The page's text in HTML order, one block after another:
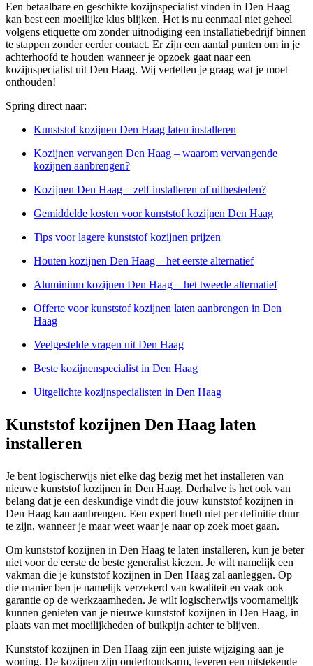
Een betaalbare en geschikte kozijnspecialist vinden in Den Haag
kan best een moeilijke klus blijken. Het is nu eenmaal niet geheel
volgens etiquette om zonder uitnodiging een installatiebedrijf binnen
te stappen zonder eerder contact. Er zijn een aantal punten om in je
achterhoofd te houden wanneer je opzoek gaat naar een
kozijnspecialist uit Den Haag. Wij vertellen je graag wat je moet
onthouden!
Spring direct naar:
Kunststof kozijnen Den Haag laten installeren
Kozijnen vervangen Den Haag – waarom vervangende
kozijnen aanbrengen?
Kozijnen Den Haag – zelf installeren of uitbesteden?
Gemiddelde kosten voor kunststof kozijnen Den Haag
Tips voor lagere kunststof kozijnen prijzen
Houten kozijnen Den Haag – het eerste alternatief
Aluminium kozijnen Den Haag – het tweede alternatief
Offerte voor kunststof kozijnen laten aanbrengen in Den
Haag
Veelgestelde vragen uit Den Haag
Beste kozijnenspecialist in Den Haag
Uitgelichte kozijnspecialisten in Den Haag
Kunststof kozijnen Den Haag laten
installeren
Je bent logischerwijs niet elke dag bezig met het installeren van
nieuwe kunststof kozijnen in Den Haag. Derhalve is het ook van
belang dat je een deskundige vindt die jouw kunststof kozijnen in
Den Haag kan aanbrengen. Een expert hoeft niet per definitie duur
te zijn, wanneer je maar weet waar je naar op zoek moet gaan.
Om kunststof kozijnen in Den Haag te laten installeren, kun je beter
niet voor de eerste de beste generalist kiezen. Je wilt namelijk een
vakman die je kunststof kozijnen in Den Haag zal aanleggen. Op
die manier ben je namelijk verzekerd van kwaliteit en vaak ook
garantie op de werkzaamheden. Je wilt logischerwijs voornamelijk
kunnen genieten van je nieuwe kunststof kozijnen in Den Haag, in
plaats van met moeilijkheden of buikpijn achter te blijven.
Kunststof kozijnen in Den Haag zijn een juiste wijziging aan je
woning. De kozijnen zijn onderhoudsarm, leveren een uitstekende